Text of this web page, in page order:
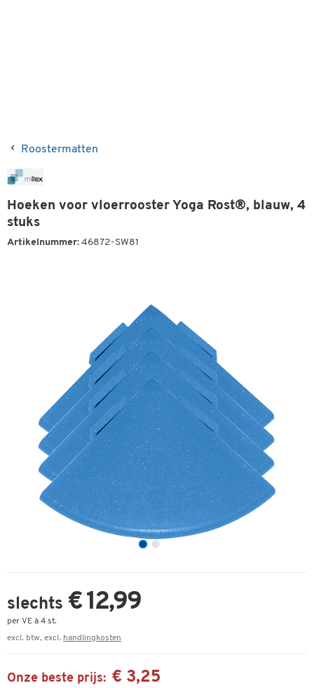
Roostermatten
Hoeken voor vloerrooster Yoga Rost®, blauw, 4
stuks
Artikelnummer: 46872-SW81
slechts € 12,99
per VE à 4 st.
excl. btw, excl. handlingkosten
Onze beste prijs: € 3,25